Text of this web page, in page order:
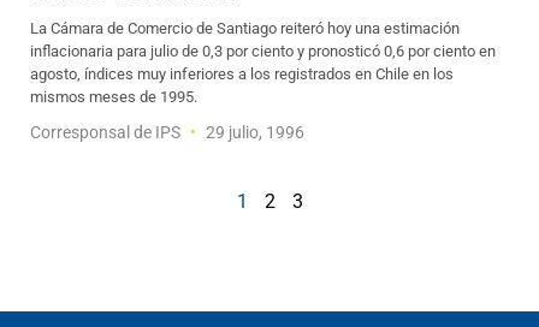
La Cámara de Comercio de Santiago reiteró hoy una estimación
inflacionaria para julio de 0,3 por ciento y pronosticó 0,6 por ciento en
agosto, índices muy inferiores a los registrados en Chile en los
mismos meses de 1995.
Corresponsal de IPS 29 julio, 1996
1 2 3